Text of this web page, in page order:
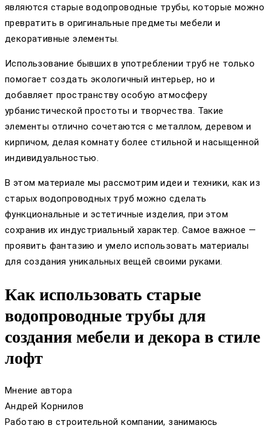
являются старые водопроводные трубы, которые можно
превратить в оригинальные предметы мебели и
декоративные элементы.
Использование бывших в употреблении труб не только
помогает создать экологичный интерьер, но и
добавляет пространству особую атмосферу
урбанистической простоты и творчества. Такие
элементы отлично сочетаются с металлом, деревом и
кирпичом, делая комнату более стильной и насыщенной
индивидуальностью.
В этом материале мы рассмотрим идеи и техники, как из
старых водопроводных труб можно сделать
функциональные и эстетичные изделия, при этом
сохранив их индустриальный характер. Самое важное —
проявить фантазию и умело использовать материалы
для создания уникальных вещей своими руками.
Как использовать старые
водопроводные трубы для
создания мебели и декора в стиле
лофт
Мнение автора
Андрей Корнилов
Работаю в строительной компании, занимаюсь